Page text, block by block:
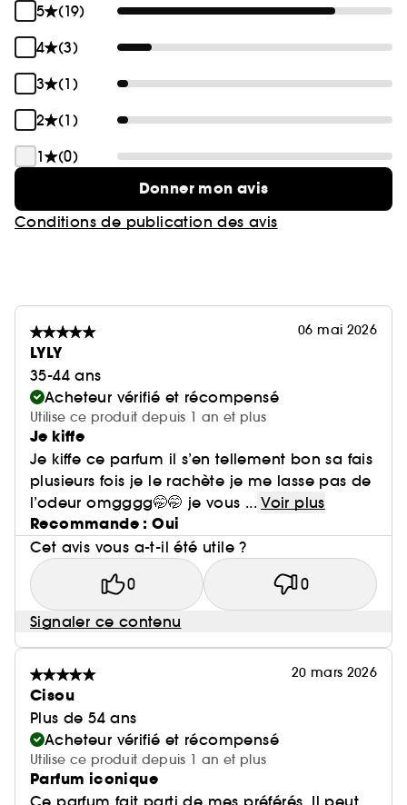
5
(19)
4
(3)
3
(1)
2
(1)
1
(0)
Donner mon avis
Conditions de publication des avis
06 mai 2026
LYLY
35-44 ans
Acheteur vérifié et récompensé
Utilise ce produit depuis 1 an et plus
Je kiffe
Je kiffe ce parfum il s’en tellement bon sa fais
plusieurs fois je le rachète je me lasse pas de
l’odeur omgggg🤭🤭 je vous ... Voir plus
Recommande : Oui
Cet avis vous a-t-il été utile ?
0 0
Signaler ce contenu
20 mars 2026
Cisou
Plus de 54 ans
Acheteur vérifié et récompensé
Utilise ce produit depuis 1 an et plus
Parfum iconique
Ce parfum fait parti de mes préférés. Il peut